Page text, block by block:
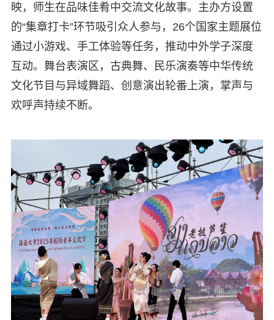
映，师生在品味佳肴中交流文化故事。主办方设置
的“集章打卡”环节吸引众人参与，26个国家主题展位
通过小游戏、手工体验等任务，推动中外学子深度
互动。舞台表演区，古典舞、民乐演奏等中华传统
文化节目与异域舞蹈、创意演出轮番上演，掌声与
欢呼声持续不断。